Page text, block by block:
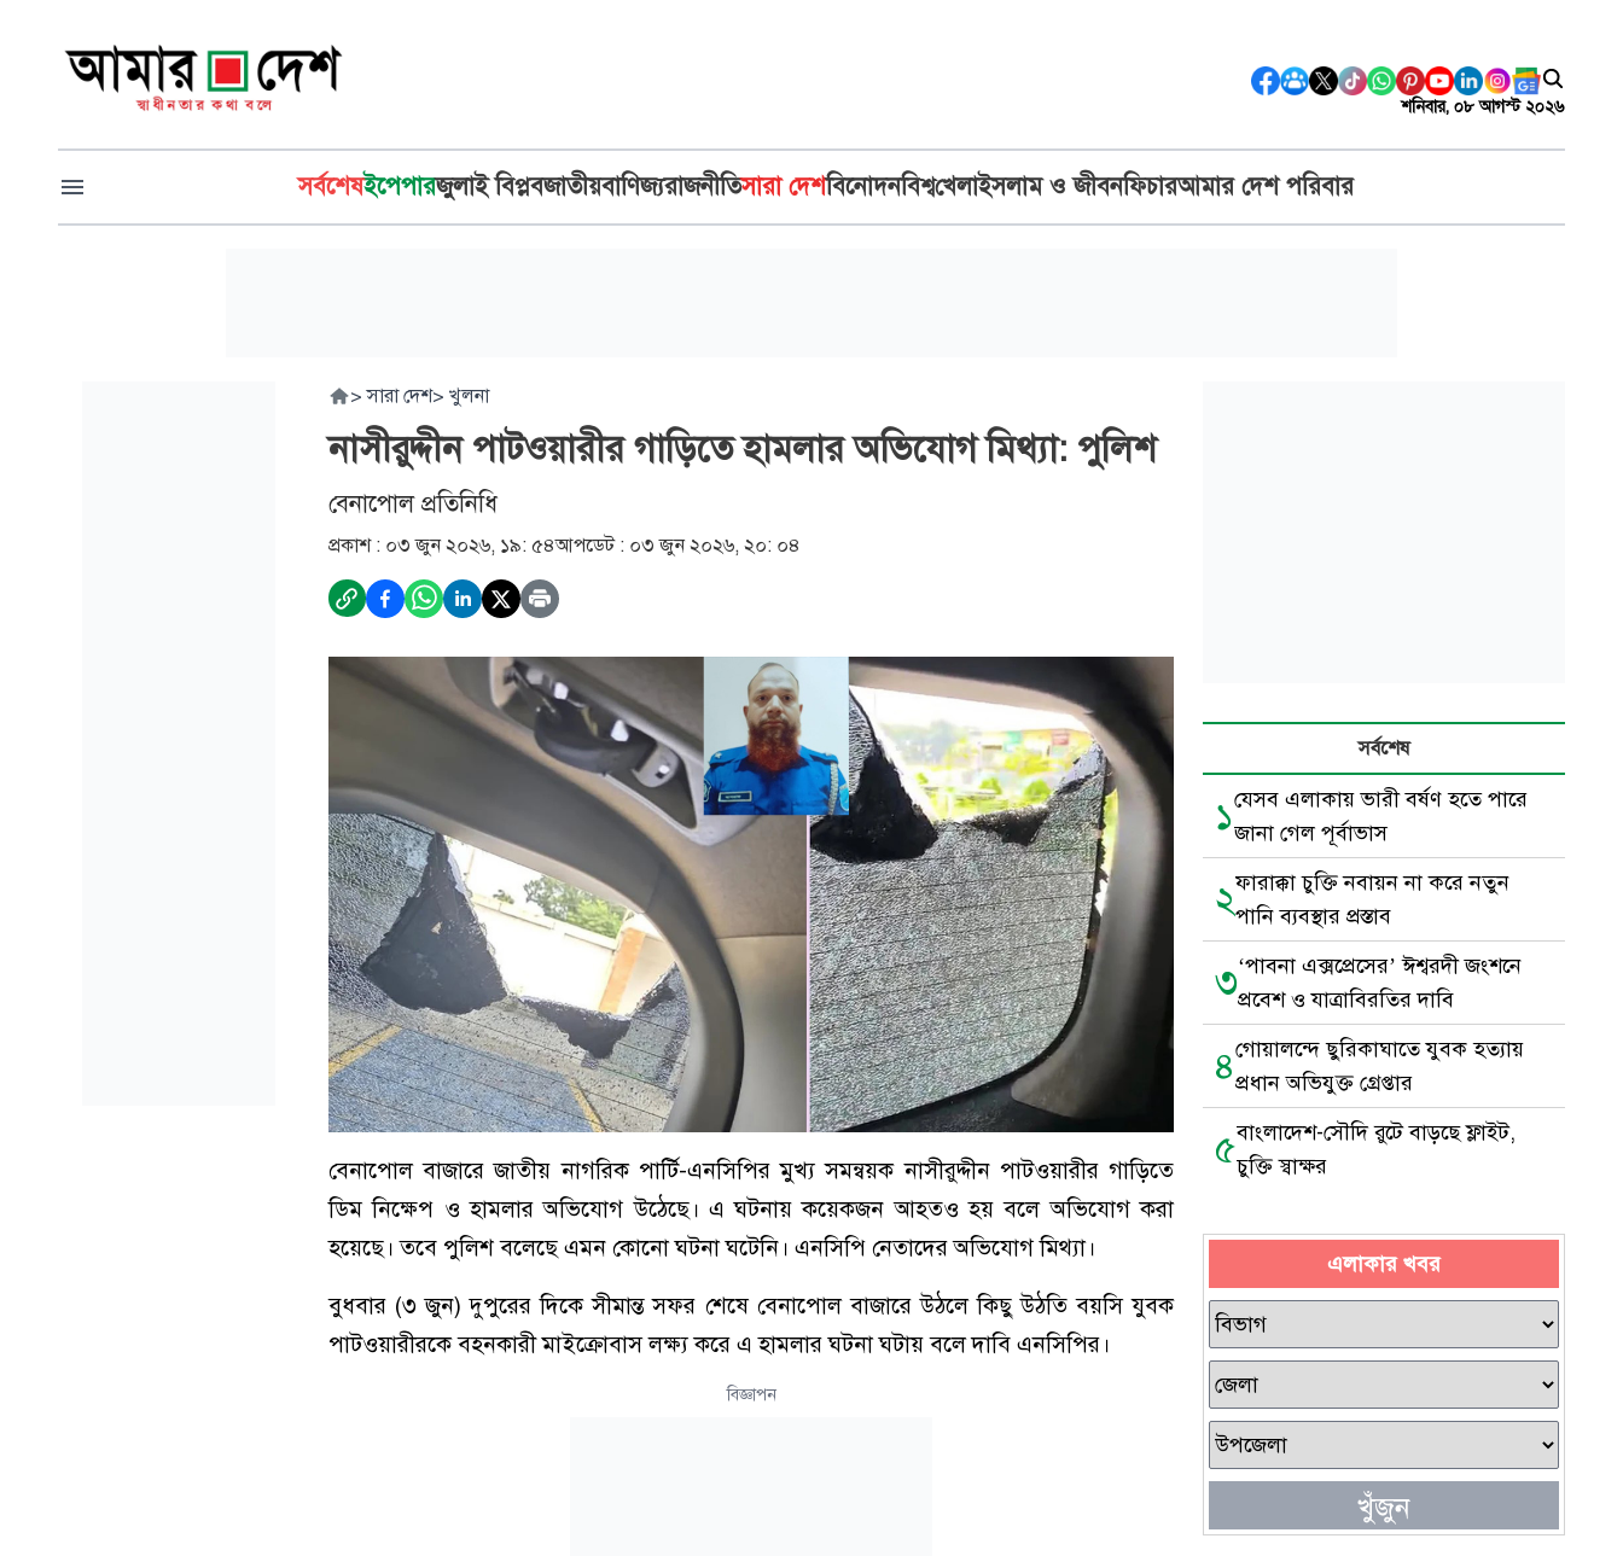
শনিবার, ০৮ আগস্ট ২০২৬
সর্বশেষইপেপারজুলাই বিপ্লবজাতীয়বাণিজ্যরাজনীতিসারা দেশবিনোদনবিশ্বখেলাইসলাম ও জীবনফিচারআমার দেশ পরিবার
> সারা দেশ> খুলনা
নাসীরুদ্দীন পাটওয়ারীর গাড়িতে হামলার অভিযোগ মিথ্যা: পুলিশ
বেনাপোল প্রতিনিধি
প্রকাশ : ০৩ জুন ২০২৬, ১৯: ৫৪আপডেট : ০৩ জুন ২০২৬, ২০: ০৪
বেনাপোল বাজারে জাতীয় নাগরিক পার্টি-এনসিপির মুখ্য সমন্বয়ক নাসীরুদ্দীন পাটওয়ারীর গাড়িতে
ডিম নিক্ষেপ ও হামলার অভিযোগ উঠেছে। এ ঘটনায় কয়েকজন আহতও হয় বলে অভিযোগ করা
হয়েছে। তবে পুলিশ বলেছে এমন কোনো ঘটনা ঘটেনি। এনসিপি নেতাদের অভিযোগ মিথ্যা।
বুধবার (৩ জুন) দুপুরের দিকে সীমান্ত সফর শেষে বেনাপোল বাজারে উঠলে কিছু উঠতি বয়সি যুবক
পাটওয়ারীরকে বহনকারী মাইক্রোবাস লক্ষ্য করে এ হামলার ঘটনা ঘটায় বলে দাবি এনসিপির।
বিজ্ঞাপন
সর্বশেষ
১যেসব এলাকায় ভারী বর্ষণ হতে পারে
জানা গেল পূর্বাভাস
২ফারাক্কা চুক্তি নবায়ন না করে নতুন
পানি ব্যবস্থার প্রস্তাব
৩‘পাবনা এক্সপ্রেসের’ ঈশ্বরদী জংশনে
প্রবেশ ও যাত্রাবিরতির দাবি
৪গোয়ালন্দে ছুরিকাঘাতে যুবক হত্যায়
প্রধান অভিযুক্ত গ্রেপ্তার
৫বাংলাদেশ-সৌদি রুটে বাড়ছে ফ্লাইট,
চুক্তি স্বাক্ষর
এলাকার খবর
খুঁজুন